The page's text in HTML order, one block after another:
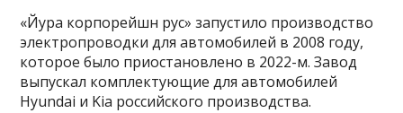
«Йура корпорейшн рус» запустило производство
электропроводки для автомобилей в 2008 году,
которое было приостановлено в 2022-м. Завод
выпускал комплектующие для автомобилей
Hyundai и Kia российского производства.